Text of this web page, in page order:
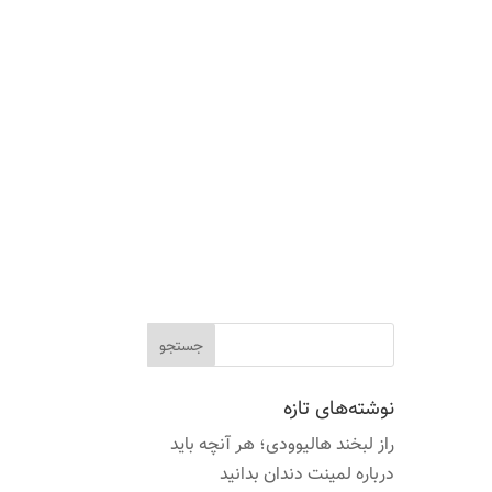
نوشته‌های تازه
راز لبخند هالیوودی؛ هر آنچه باید
درباره لمینت دندان بدانید